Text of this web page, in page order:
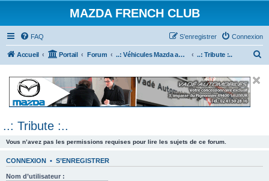
MAZDA FRENCH CLUB
FAQ Connexion
S’enregistrer
Accueil Portail Forum ..: Véhicules Mazda ancien (<2003) :.. ..: Tribute :..
e
..: Tribute :..
Vous n’avez pas les permissions requises pour lire les sujets de ce forum.
CONNEXION • S’ENREGISTRER
Nom d’utilisateur :